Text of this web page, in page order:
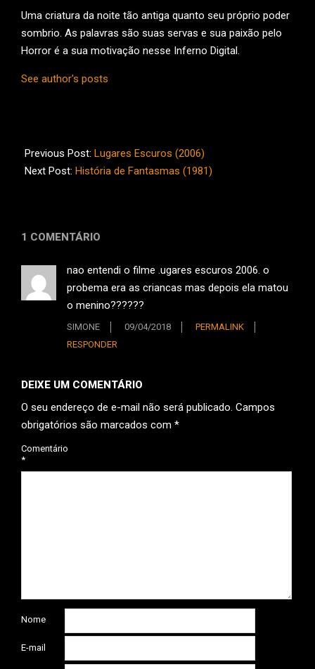
Uma criatura da noite tão antiga quanto seu próprio poder
sombrio. As palavras são suas servas e sua paixão pelo
Horror é a sua motivação nesse Inferno Digital.
See author's posts
01-
17
Previous Post: Lugares Escuros (2006)
Next Post: História de Fantasmas (1981)
1 COMENTÁRIO
nao entendi o filme .ugares escuros 2006. o
probema era as criancas mas depois ela matou
o menino??????
SIMONE 09/04/2018
PERMALINK
RESPONDER
DEIXE UM COMENTÁRIO
O seu endereço de e-mail não será publicado. Campos
obrigatórios são marcados com *
Comentário
*
Nome
E-mail